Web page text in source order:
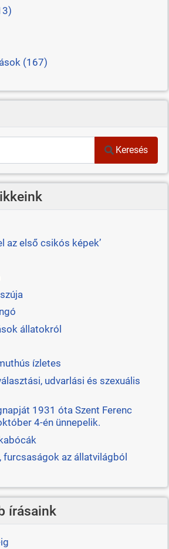
(167)
Keresés
az első csikós képek’
állatokról
ízletes
udvarlási és szexuális
1931 óta Szent Ferenc
4-én ünnepelik.
furcsaságok az állatvilágból
írásaink